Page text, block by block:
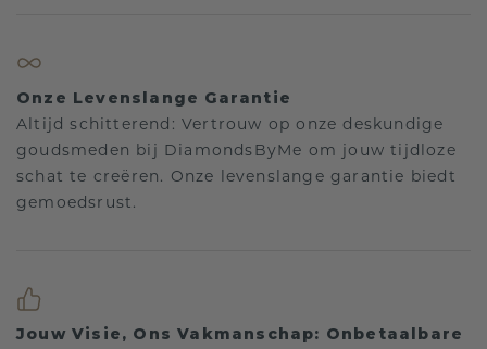
Onze Levenslange Garantie
Altijd schitterend: Vertrouw op onze deskundige
goudsmeden bij DiamondsByMe om jouw tijdloze
schat te creëren. Onze levenslange garantie biedt
gemoedsrust.
Jouw Visie, Ons Vakmanschap: Onbetaalbare